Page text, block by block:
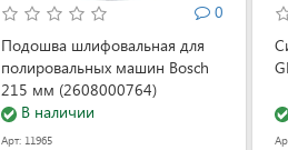
0
Подошва шлифовальная для
полировальных машин Bosch
215 мм (2608000764)
В наличии
Арт: 11965